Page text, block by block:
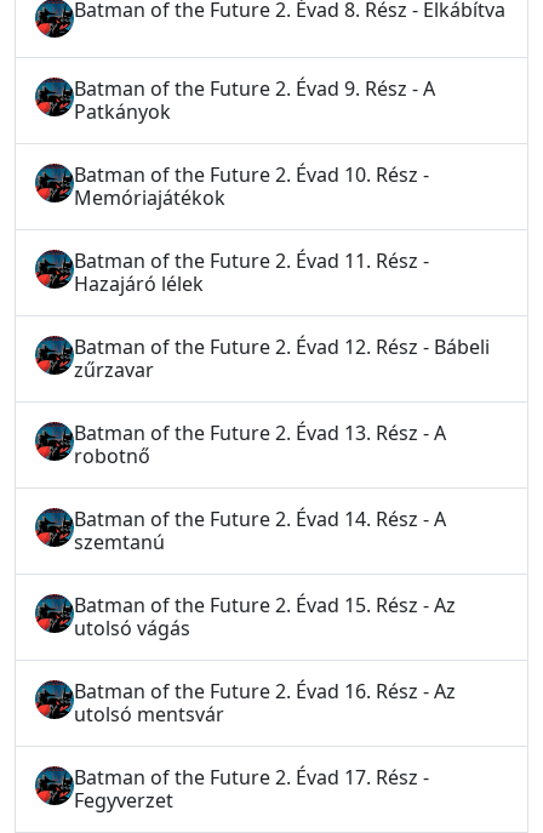
Batman of the Future 2. Évad 8. Rész - Elkábítva
Batman of the Future 2. Évad 9. Rész - A
Patkányok
Batman of the Future 2. Évad 10. Rész -
Memóriajátékok
Batman of the Future 2. Évad 11. Rész -
Hazajáró lélek
Batman of the Future 2. Évad 12. Rész - Bábeli
zűrzavar
Batman of the Future 2. Évad 13. Rész - A
robotnő
Batman of the Future 2. Évad 14. Rész - A
szemtanú
Batman of the Future 2. Évad 15. Rész - Az
utolsó vágás
Batman of the Future 2. Évad 16. Rész - Az
utolsó mentsvár
Batman of the Future 2. Évad 17. Rész -
Fegyverzet